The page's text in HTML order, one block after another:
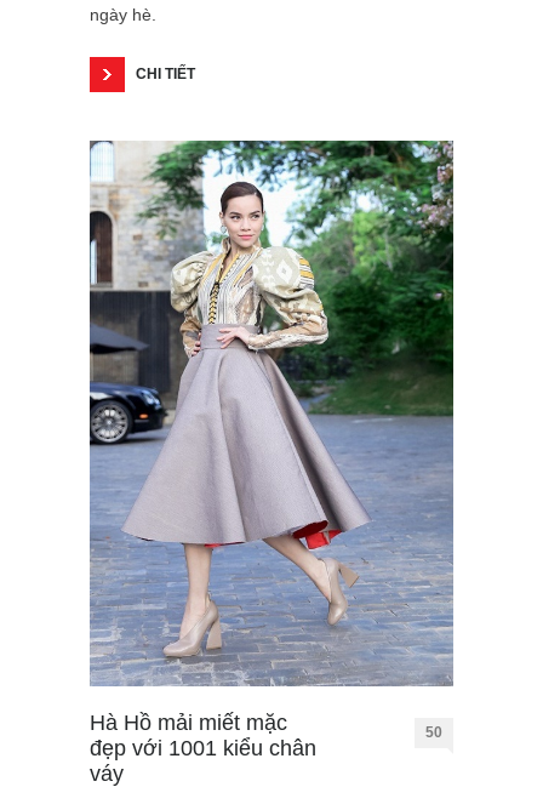
ngày hè.
CHI TIẾT
Hà Hồ mải miết mặc
đẹp với 1001 kiểu chân
váy
50